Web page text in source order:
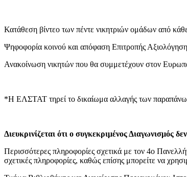
Κατάθεση βίντεο των πέντε νικητριών ομάδων από
Ψηφοφορία κοινού και απόφαση Επιτροπής
Ανακοίνωση νικητών που θα συμμετέχουν στον
*Η ΕΛΣΤΑΤ τηρεί το δικαίωμα αλλαγής των παραπάνω
Διευκρινίζεται ότι ο συγκεκριμένος
Περισσότερες πληροφορίες σχετικά με τον 4ο
σχετικές πληροφορίες, καθώς επίσης μπορείτε να